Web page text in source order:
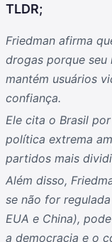
TLDR;
Friedman afirma
drogas porque
mantém usuários
confiança.
Ele cita o Brasil
política extrema
partidos mais
Além disso,
se não for
EUA e China),
a democracia e o